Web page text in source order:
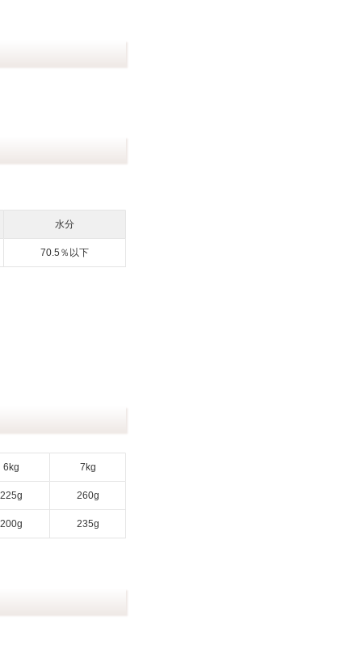
水分
70.5％以下
6kg 7kg
225g 260g
200g 235g